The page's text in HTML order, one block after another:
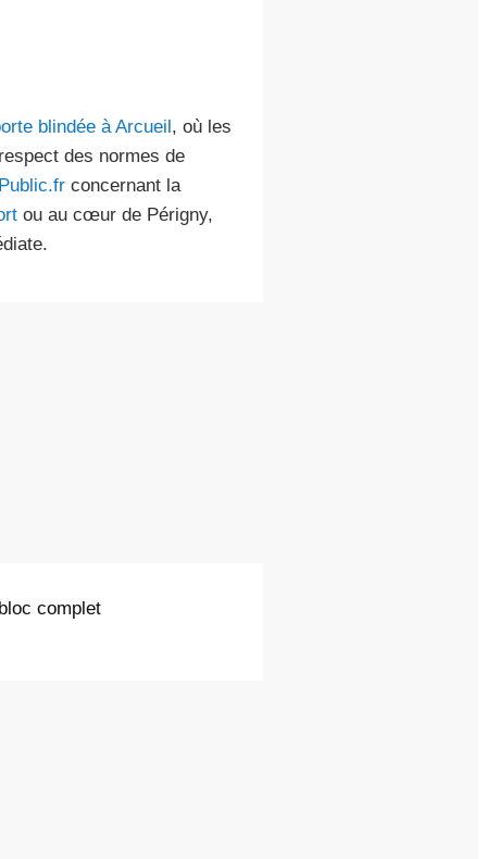
blindée à Arcueil , où les
des normes de
concernant la
ou au cœur de Périgny,
complet